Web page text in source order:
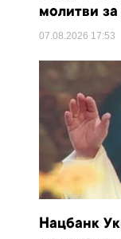
молитви за
07.08.2026 17:53
Нацбанк